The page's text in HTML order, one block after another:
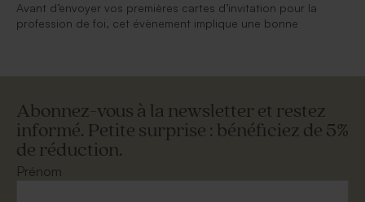
Avant d’envoyer vos premières cartes d’invitation pour la
profession de foi, cet évènement implique une bonne
Abonnez-vous à la newsletter et restez
informé. Petite surprise : bénéficiez de 5%
de réduction.
Prénom